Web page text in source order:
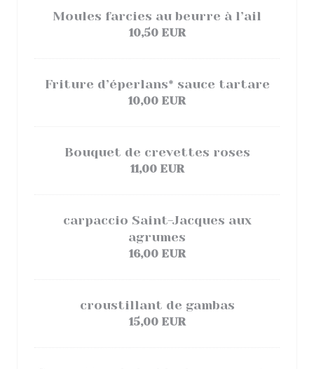
Moules farcies au beurre à l’ail
10,50 EUR
Friture d’éperlans* sauce tartare
10,00 EUR
Bouquet de crevettes roses
11,00 EUR
carpaccio Saint-Jacques aux
agrumes
16,00 EUR
croustillant de gambas
15,00 EUR